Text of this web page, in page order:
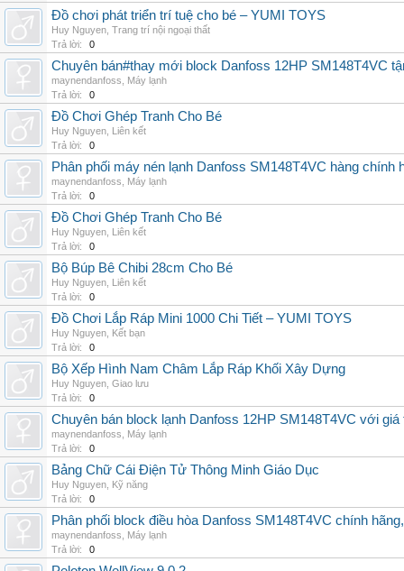
Đồ chơi phát triển trí tuệ cho bé – YUMI TOYS
Huy Nguyen Trang trí nội ngoại thất
Trả lời:
0
Chuyên bán#thay mới block Danfoss 12HP SM148T4VC
maynendanfoss
Máy lạnh
Trả lời:
0
Đồ Chơi Ghép Tranh Cho Bé
Huy Nguyen Liên kết
Trả lời:
0
Phân phối máy nén lạnh Danfoss SM148T4VC hàng chính
maynendanfoss
Máy lạnh
Trả lời:
0
Đồ Chơi Ghép Tranh Cho Bé
Huy Nguyen Liên kết
Trả lời:
0
Bộ Búp Bê Chibi 28cm Cho Bé
Huy Nguyen Liên kết
Trả lời:
0
Đồ Chơi Lắp Ráp Mini 1000 Chi Tiết – YUMI TOYS
Huy Nguyen Kết bạn
Trả lời:
0
Bộ Xếp Hình Nam Châm Lắp Ráp Khối Xây Dựng
Huy Nguyen Giao lưu
Trả lời:
0
Chuyên bán block lạnh Danfoss 12HP SM148T4VC với
maynendanfoss
Máy lạnh
Trả lời:
0
Bảng Chữ Cái Điện Tử Thông Minh Giáo Dục
Huy Nguyen Kỹ năng
Trả lời:
0
Phân phối block điều hòa Danfoss SM148T4VC chính
maynendanfoss
Máy lạnh
Trả lời:
0